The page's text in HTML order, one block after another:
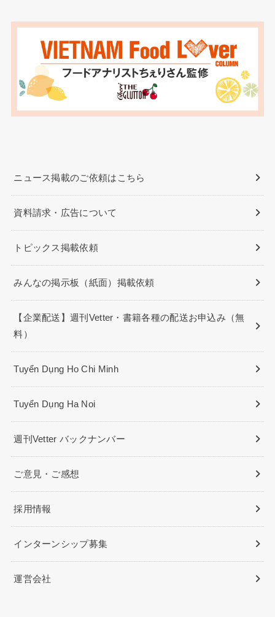
ニュース掲載のご依頼はこちら
資料請求・広告について
トピックス掲載依頼
みんなの掲示板（紙面）掲載依頼
【企業配送】週刊Vetter・書籍各種の配送お申込み（無
料）
Tuyển Dụng Ho Chi Minh
Tuyển Dụng Ha Noi
週刊Vetter バックナンバー
ご意見・ご感想
採用情報
インターンシップ募集
運営会社